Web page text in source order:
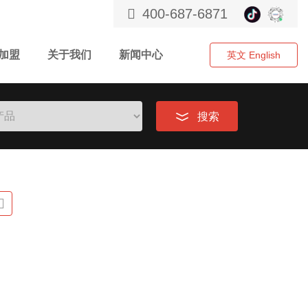
400-687-6871
盟 关于我们 新闻中心 英文 English
搜索